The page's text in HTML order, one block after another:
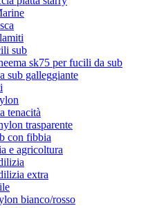
sub
sk75 per fucili da sub
sub galleggiante
tenacità
trasparente
con fibbia
e agricoltura
extra
bianco/rosso